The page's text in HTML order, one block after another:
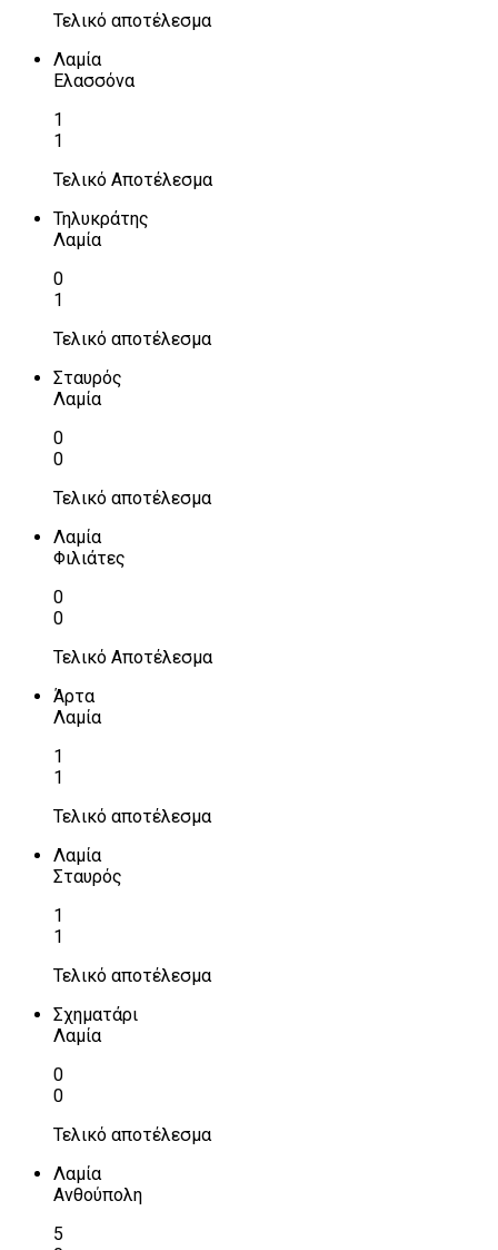
Τελικό αποτέλεσμα
Λαμία
Ελασσόνα
1
1
Τελικό Αποτέλεσμα
Τηλυκράτης
Λαμία
0
1
Τελικό αποτέλεσμα
Σταυρός
Λαμία
0
0
Τελικό αποτέλεσμα
Λαμία
Φιλιάτες
0
0
Τελικό Αποτέλεσμα
Άρτα
Λαμία
1
1
Τελικό αποτέλεσμα
Λαμία
Σταυρός
1
1
Τελικό αποτέλεσμα
Σχηματάρι
Λαμία
0
0
Τελικό αποτέλεσμα
Λαμία
Ανθούπολη
5